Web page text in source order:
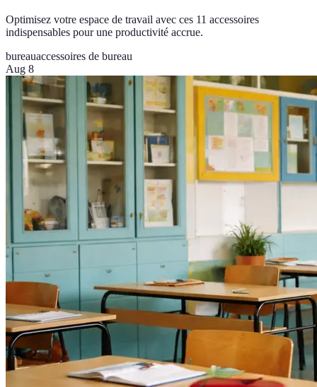
Optimisez votre espace de travail avec ces 11 accessoires
indispensables pour une productivité accrue.
bureauaccessoires de bureau
Aug 8